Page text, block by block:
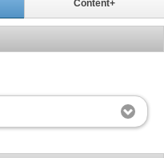
Content+